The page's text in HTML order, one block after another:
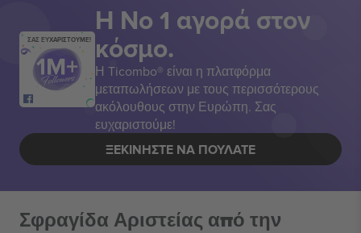
ΣΑΣ ΕΥΧΑΡΙΣΤΟΥΜΕ!
Η Νο 1 αγορά στον
κόσμο.
Η Ticombo® είναι η πλατφόρμα
μεταπωλήσεων με τους περισσότερους
ακόλουθους στην Ευρώπη. Σας
ευχαριστούμε!
ΞΕΚΙΝΉΣΤΕ ΝΑ ΠΟΥΛΆΤΕ
Σφραγίδα Αριστείας από την